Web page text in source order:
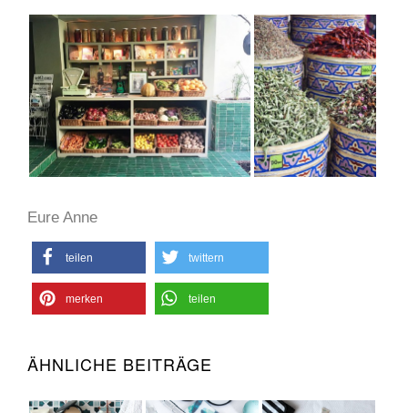
Eure Anne
teilen twittern
merken teilen
ÄHNLICHE BEITRÄGE